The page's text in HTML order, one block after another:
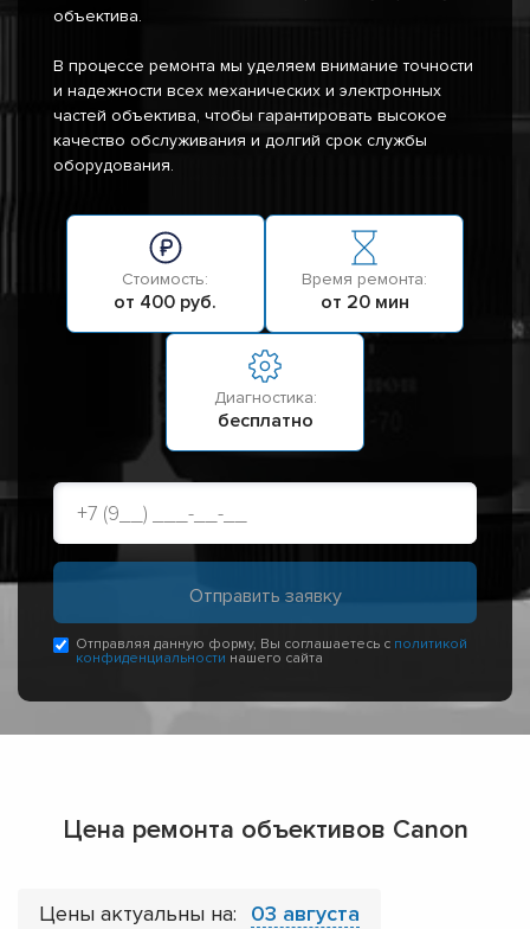
объектива.
В процессе ремонта мы уделяем внимание точности
и надежности всех механических и электронных
частей объектива, чтобы гарантировать высокое
качество обслуживания и долгий срок службы
оборудования.
Стоимость:
от 400 руб.
Время ремонта:
от 20 мин
Диагностика:
бесплатно
Отправляя данную форму, Вы соглашаетесь с политикой
конфиденциальности нашего сайта
Цена ремонта объективов Canon
Цены актуальны на: 03 августа